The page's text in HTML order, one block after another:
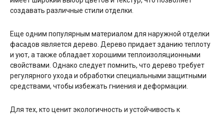
создавать различные стили отделки.
Еще одним популярным материалом для наружной отделки
фасадов является дерево. Дерево придает зданию теплоту
и уют, а также обладает хорошими теплоизоляционными
свойствами. Однако следует помнить, что дерево требует
регулярного ухода и обработки специальными защитными
средствами, чтобы избежать гниения и деформации.
Для тех, кто ценит экологичность и устойчивость к